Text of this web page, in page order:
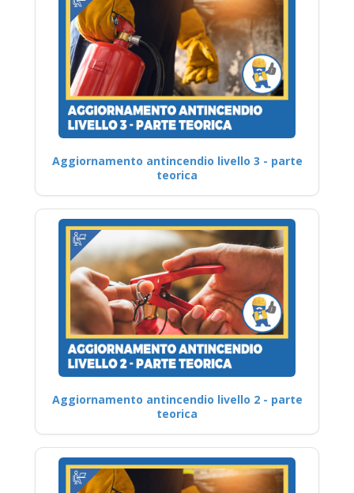
Aggiornamento antincendio livello 3 - parte
teorica
Aggiornamento antincendio livello 2 - parte
teorica